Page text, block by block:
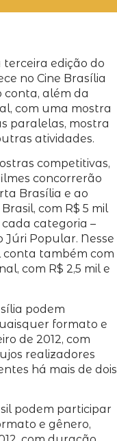
terceira edição do
no Cine Brasília
conta, além da
com uma mostra
paralelas, mostra
atividades.
competitivas,
concorrerão
Brasília e ao
com R$ 5 mil
categoria –
Júri Popular. Nesse
conta também com
com R$ 2,5 mil e
podem
formato e
de 2012, com
realizadores
há mais de dois
podem participar
e gênero,